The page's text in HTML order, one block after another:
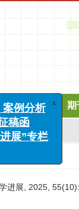
下载中心 期
进展, 2025,
识别、案例分析
”专栏征稿函
函